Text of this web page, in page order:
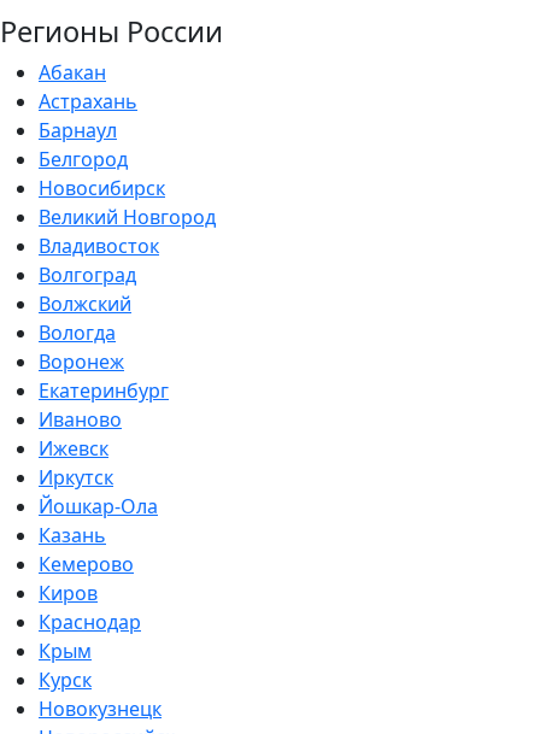
Регионы России
Абакан
Астрахань
Барнаул
Белгород
Новосибирск
Великий Новгород
Владивосток
Волгоград
Волжский
Вологда
Воронеж
Екатеринбург
Иваново
Ижевск
Иркутск
Йошкар-Ола
Казань
Кемерово
Киров
Краснодар
Крым
Курск
Новокузнецк